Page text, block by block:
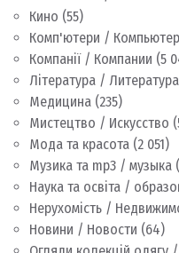
Кино (55)
Комп'ютери /
Компанії / Компании (5
Література / Литература
Медицина (235)
Мистецтво / Искусство
Мода та красота (2 051)
Музика та mp3 / музыка
Наука та освіта /
Нерухомість /
Новини / Новости (64)